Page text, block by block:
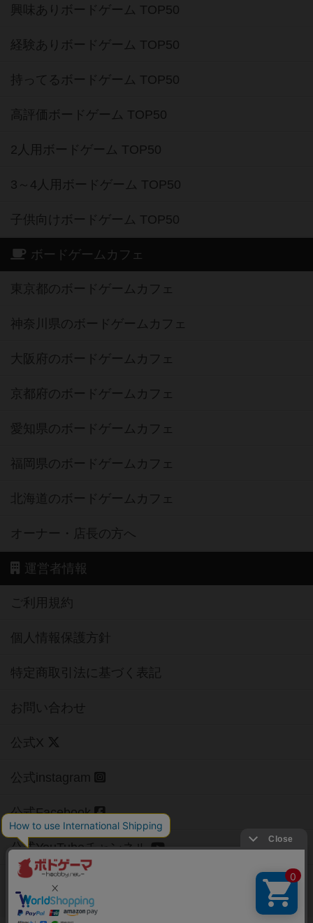
興味ありボードゲーム TOP50
経験ありボードゲーム TOP50
持ってるボードゲーム TOP50
高評価ボードゲーム TOP50
2人用ボードゲーム TOP50
3～4人用ボードゲーム TOP50
子供向けボードゲーム TOP50
ボードゲームカフェ
東京都のボードゲームカフェ
神奈川県のボードゲームカフェ
大阪府のボードゲームカフェ
京都府のボードゲームカフェ
愛知県のボードゲームカフェ
福岡県のボードゲームカフェ
北海道のボードゲームカフェ
オーナー・店長の方へ
運営者情報
ご利用規約
個人情報保護方針
特定商取引法に基づく表記
お問い合わせ
公式X
公式instagram
公式Facebook
公式YouTubeチャンネル